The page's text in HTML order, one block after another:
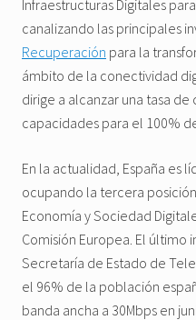
Infraestructuras Digitales
canalizando las principales
Recuperación para la
ámbito de la conectividad
dirige a alcanzar una tasa
capacidades para el 100%
En la actualidad, España es
ocupando la tercera
Economía y Sociedad
Comisión Europea. El
Secretaría de Estado de
el 96% de la población
banda ancha a 30Mbps en